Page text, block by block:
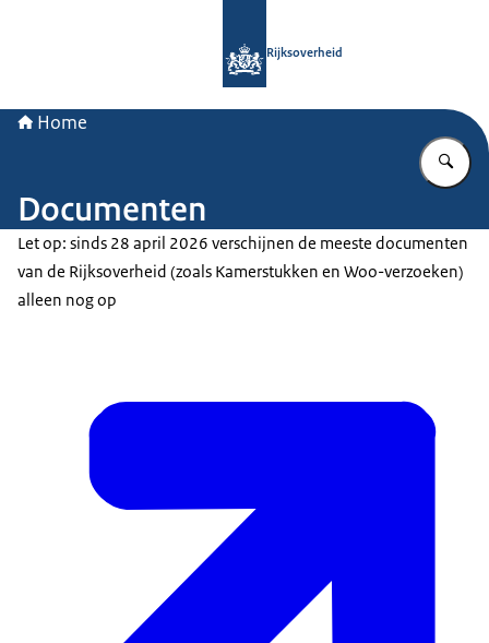
Rijksoverheid
Home
Documenten
Let op: sinds 28 april 2026 verschijnen de meeste documenten
van de Rijksoverheid (zoals Kamerstukken en Woo-verzoeken)
alleen nog op